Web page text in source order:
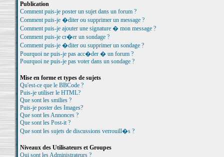
Publication
Comment puis-je poster un sujet dans un forum ?
Comment puis-je �diter ou supprimer un message ?
Comment puis-je ajouter une signature � mon message ?
Comment puis-je cr�er un sondage ?
Comment puis-je �diter ou supprimer un sondage ?
Pourquoi ne puis-je pas acc�der � un forum ?
Pourquoi ne puis-je pas voter dans un sondage ?
Mise en forme et types de sujets
Qu'est-ce que le BBCode ?
Puis-je utiliser le HTML?
Que sont les smilies ?
Puis-je poster des Images?
Que sont les Annonces ?
Que sont les Post-it ?
Que sont les sujets de discussions verrouill�s ?
Niveaux des Utilisateurs et Groupes
Qui sont les Administrateurs ?